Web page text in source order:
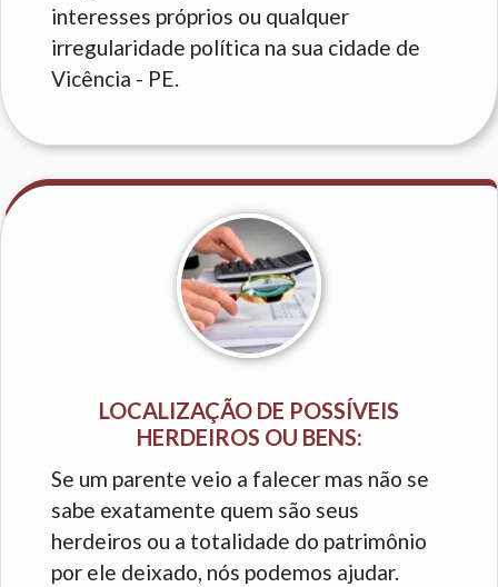
interesses próprios ou qualquer
irregularidade política na sua cidade de
Vicência - PE.
LOCALIZAÇÃO DE POSSÍVEIS
HERDEIROS OU BENS:
Se um parente veio a falecer mas não se
sabe exatamente quem são seus
herdeiros ou a totalidade do patrimônio
por ele deixado, nós podemos ajudar.